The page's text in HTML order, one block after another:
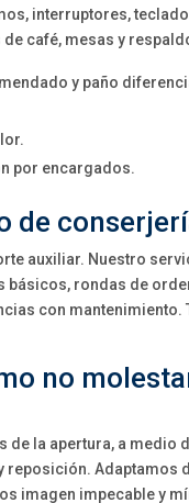
interruptores,
café, mesas y
y paño
por encargados.
de
auxiliar. Nuestro
rondas de
con mantenimiento.
no
la apertura, a medio
Adaptamos
imagen impecable y